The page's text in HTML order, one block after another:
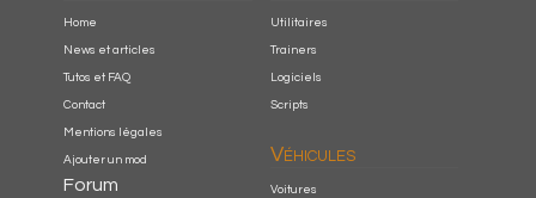
Home
News et articles
Tutos et FAQ
Contact
Mentions légales
Ajouter un mod
Forum
Utilitaires
Trainers
Logiciels
Scripts
Véhicules
Voitures